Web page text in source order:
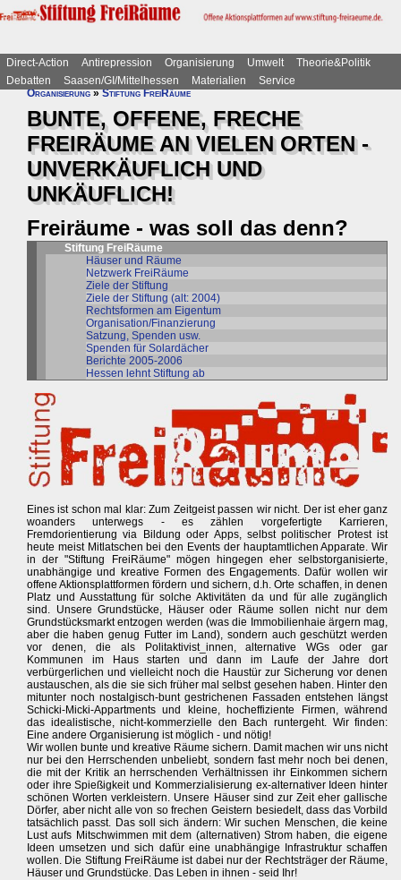
Direct-Action Antirepression Organisierung Umwelt
Theorie&Politik
Debatten
Saasen/GI/Mittelhessen Materialien
Service
Organisierung»Stiftung FreiRäume
BUNTE, OFFENE, FRECHE
FREIRÄUME AN VIELEN ORTEN -
UNVERKÄUFLICH UND
UNKÄUFLICH!
Freiräume - was soll das denn?
Stiftung FreiRäume
Häuser und Räume
Netzwerk FreiRäume
Ziele der Stiftung
Ziele der Stiftung (alt: 2004)
Rechtsformen am Eigentum
Organisation/Finanzierung
Satzung, Spenden usw.
Spenden für Solardächer
Berichte 2005-2006
Hessen lehnt Stiftung ab
Eines ist schon mal klar: Zum Zeitgeist passen wir nicht. Der ist eher ganz
woanders unterwegs - es zählen vorgefertigte Karrieren,
Fremdorientierung via Bildung oder Apps, selbst politischer Protest ist
heute meist Mitlatschen bei den Events der hauptamtlichen Apparate. Wir
in der "Stiftung FreiRäume" mögen hingegen eher selbstorganisierte,
unabhängige und kreative Formen des Engagements. Dafür wollen wir
offene Aktionsplattformen fördern und sichern, d.h. Orte schaffen, in denen
Platz und Ausstattung für solche Aktivitäten da und für alle zugänglich
sind. Unsere Grundstücke, Häuser oder Räume sollen nicht nur dem
Grundstücksmarkt entzogen werden (was die Immobilienhaie ärgern mag,
aber die haben genug Futter im Land), sondern auch geschützt werden
vor denen, die als Politaktivist_innen, alternative WGs oder gar
Kommunen im Haus starten und dann im Laufe der Jahre dort
verbürgerlichen und vielleicht noch die Haustür zur Sicherung vor denen
austauschen, als die sie sich früher mal selbst gesehen haben. Hinter den
mitunter noch nostalgisch-bunt gestrichenen Fassaden entstehen längst
Schicki-Micki-Appartments und kleine, hocheffiziente Firmen, während
das idealistische, nicht-kommerzielle den Bach runtergeht. Wir finden:
Eine andere Organisierung ist möglich - und nötig!
Wir wollen bunte und kreative Räume sichern. Damit machen wir uns nicht
nur bei den Herrschenden unbeliebt, sondern fast mehr noch bei denen,
die mit der Kritik an herrschenden Verhältnissen ihr Einkommen sichern
oder ihre Spießigkeit und Kommerzialisierung ex-alternativer Ideen hinter
schönen Worten verkleistern. Unsere Häuser sind zur Zeit eher gallische
Dörfer, aber nicht alle von so frechen Geistern besiedelt, dass das Vorbild
tatsächlich passt. Das soll sich ändern: Wir suchen Menschen, die keine
Lust aufs Mitschwimmen mit dem (alternativen) Strom haben, die eigene
Ideen umsetzen und sich dafür eine unabhängige Infrastruktur schaffen
wollen. Die Stiftung FreiRäume ist dabei nur der Rechtsträger der Räume,
Häuser und Grundstücke. Das Leben in ihnen - seid Ihr!